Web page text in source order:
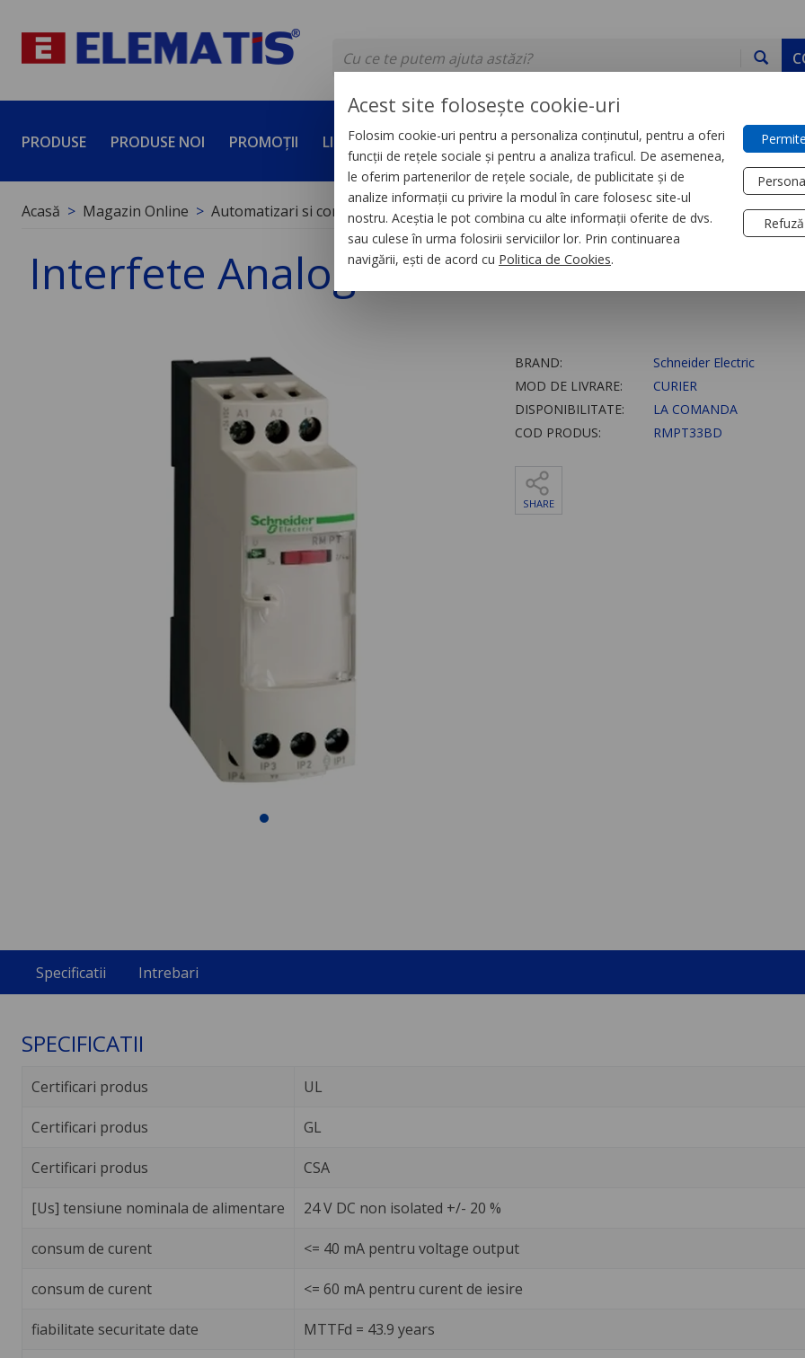
PRODUSE PRODUSE NOI PROMOȚII LICHIDĂRI DE STOC SERVICII DEVINO PARTENER CONTACT
Acasă Magazin Online Automatizari si control industrial Relee
Interfete Analogice 0 - 100
BRAND:
Schneider Electric
MOD DE LIVRARE:
CURIER
DISPONIBILITATE:
LA COMANDA
COD PRODUS:
RMPT33BD
SHARE
Specificatii Intrebari
SPECIFICATII
Certificari produs UL
Certificari produs GL
Certificari produs CSA
[Us] tensiune nominala de alimentare 24 V DC non isolated +/- 20 %
consum de curent <= 40 mA pentru voltage output
consum de curent <= 60 mA pentru curent de iesire
fiabilitate securitate date MTTFd = 43.9 years
Acest site folosește cookie-uri
Folosim cookie-uri pentru a personaliza conținutul, pentru a oferi
funcții de rețele sociale și pentru a analiza traficul. De asemenea,
le oferim partenerilor de rețele sociale, de publicitate și de
analize informații cu privire la modul în care folosesc site-ul
nostru. Aceștia le pot combina cu alte informații oferite de dvs.
sau culese în urma folosirii serviciilor lor. Prin continuarea
navigării, ești de acord cu Politica de Cookies.